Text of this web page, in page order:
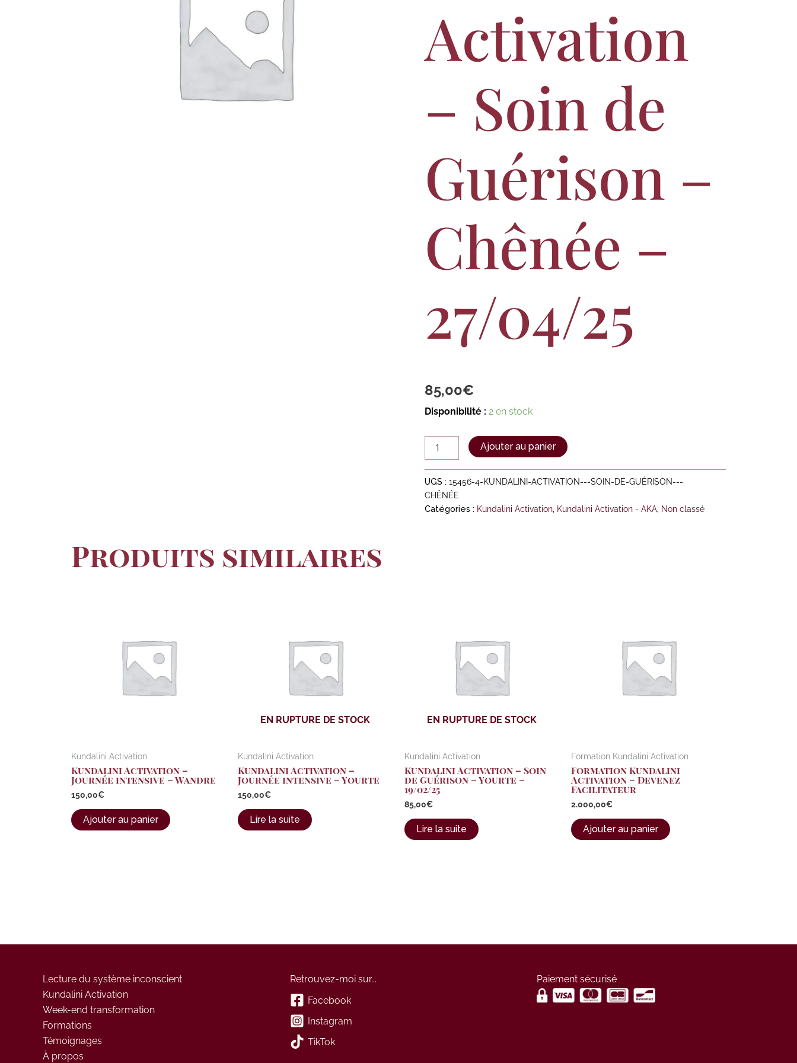
Activation
– Soin de
Guérison –
Chênée –
27/04/25
85,00€
Disponibilité : 2 en stock
Ajouter au panier
UGS :15456-4-KUNDALINI-ACTIVATION---SOIN-DE-GUÉRISON---
CHÊNÉE
Catégories : Kundalini Activation, Kundalini Activation - AKA, Non classé
Produits similaires
Kundalini Activation
Kundalini Activation –
Journée intensive – Wandre
150,00€
Ajouter au panier
EN RUPTURE DE STOCK
Kundalini Activation
Kundalini Activation –
Journée intensive – Yourte
150,00€
Lire la suite
EN RUPTURE DE STOCK
Kundalini Activation
Kundalini Activation – Soin
de Guérison – Yourte –
19/02/25
85,00€
Lire la suite
Formation Kundalini Activation
Formation Kundalini
Activation – Devenez
Facilitateur
2.000,00€
Ajouter au panier
Lecture du système inconscient
Kundalini Activation
Week-end transformation
Formations
Témoignages
À propos
Retrouvez-moi sur...
Facebook
Instagram
TikTok
Paiement sécurisé